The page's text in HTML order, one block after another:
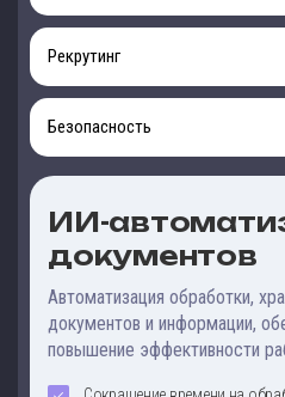
Рекрутинг
Безопасность
ИИ-
документов
Автоматизация обработки,
документов и информации,
повышение эффективности